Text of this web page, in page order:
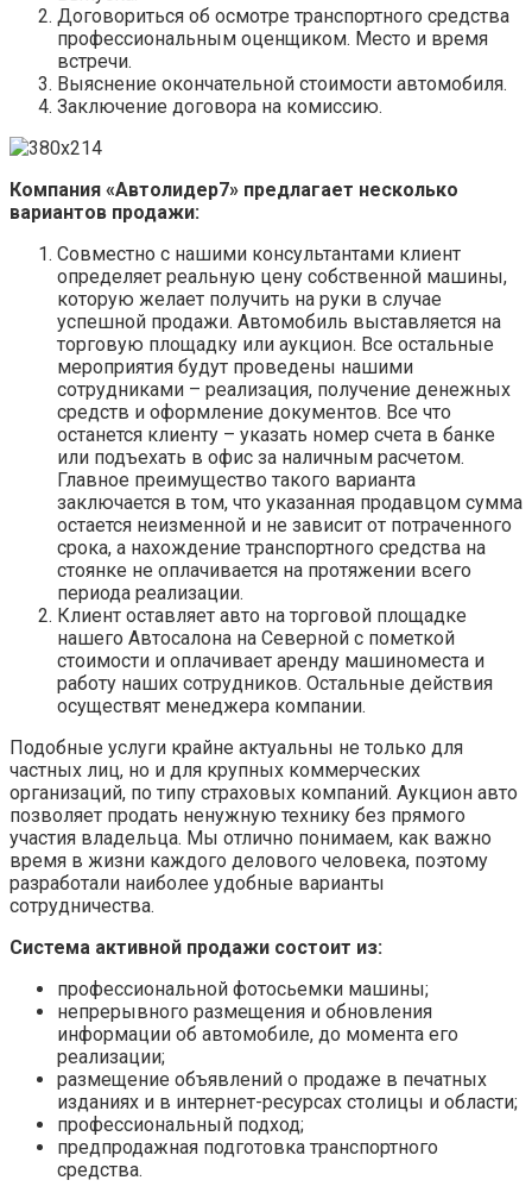
Договориться об осмотре транспортного средства
профессиональным оценщиком. Место и время
встречи.
Выяснение окончательной стоимости автомобиля.
Заключение договора на комиссию.
Компания «Автолидер7» предлагает несколько
вариантов продажи:
Совместно с нашими консультантами клиент
определяет реальную цену собственной машины,
которую желает получить на руки в случае
успешной продажи. Автомобиль выставляется на
торговую площадку или аукцион. Все остальные
мероприятия будут проведены нашими
сотрудниками – реализация, получение денежных
средств и оформление документов. Все что
останется клиенту – указать номер счета в банке
или подъехать в офис за наличным расчетом.
Главное преимущество такого варианта
заключается в том, что указанная продавцом сумма
остается неизменной и не зависит от потраченного
срока, а нахождение транспортного средства на
стоянке не оплачивается на протяжении всего
периода реализации.
Клиент оставляет авто на торговой площадке
нашего Автосалона на Северной с пометкой
стоимости и оплачивает аренду машиноместа и
работу наших сотрудников. Остальные действия
осуществят менеджера компании.
Подобные услуги крайне актуальны не только для
частных лиц, но и для крупных коммерческих
организаций, по типу страховых компаний. Аукцион авто
позволяет продать ненужную технику без прямого
участия владельца. Мы отлично понимаем, как важно
время в жизни каждого делового человека, поэтому
разработали наиболее удобные варианты
сотрудничества.
Система активной продажи состоит из:
профессиональной фотосьемки машины;
непрерывного размещения и обновления
информации об автомобиле, до момента его
реализации;
размещение объявлений о продаже в печатных
изданиях и в интернет-ресурсах столицы и области;
профессиональный подход;
предпродажная подготовка транспортного
средства.